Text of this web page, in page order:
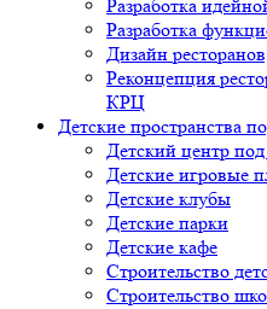
Разработка
Разработка
Дизайн
Реконцепция
КРЦ
Детские пространства
Детский центр
Детские игровые
Детские клубы
Детские парки
Детские кафе
Строительство
Строительство